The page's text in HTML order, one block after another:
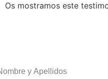
mostramos este